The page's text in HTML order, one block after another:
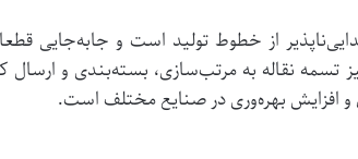
از خطوط تولید است و جابه‌جایی
تسمه نقاله به مرتب‌سازی، بسته‌بندی و
و افزایش بهره‌وری در صنایع مختلف است.